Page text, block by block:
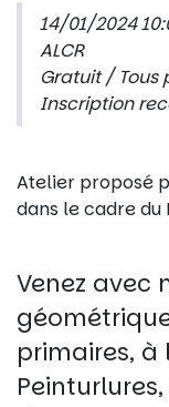
14/01/2024
ALCR
Gratuit / Tous
Inscription
Atelier proposé
dans le cadre
Venez avec
primaires, à